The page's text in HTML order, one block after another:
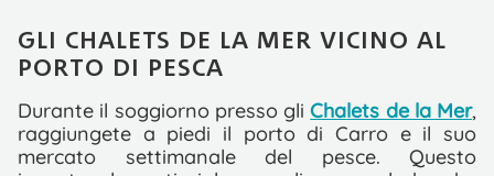
GLI CHALETS DE LA MER VICINO AL
PORTO DI PESCA
Durante il soggiorno presso gliChalets de la Mer,
raggiungete a piedi il porto di Carro e il suo
mercato settimanale del pesce. Questo